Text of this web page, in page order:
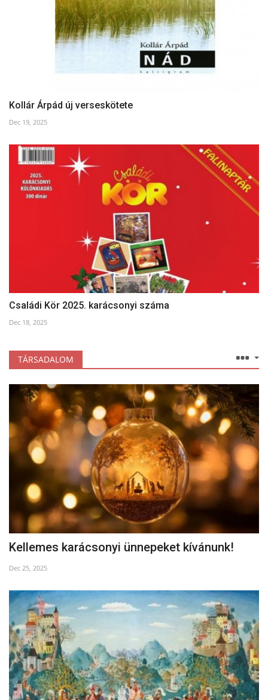
Kollár Árpád új verseskötete
Dec 19, 2025
Családi Kör 2025. karácsonyi száma
Dec 18, 2025
TÁRSADALOM
Kellemes karácsonyi ünnepeket kívánunk!
Dec 25, 2025